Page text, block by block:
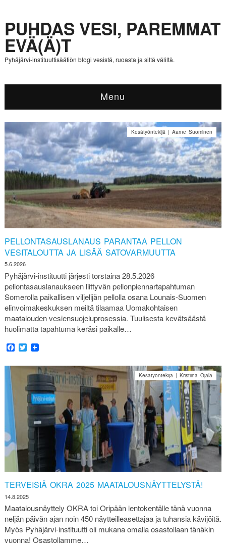
PUHDAS VESI, PAREMMAT
EVÄ(Ä)T
Pyhäjärvi-instituuttisäätiön blogi vesistä, ruoasta ja siltä väliltä.
Menu
PELLONTASAUSLANAUS PARANTAA PELLON
VESITALOUTTA JA LISÄÄ SATOVARMUUTTA
5.6.2026
Kesätyöntekijä | Aarne Suominen
Pyhäjärvi-instituutti järjesti torstaina 28.5.2026
pellontasauslanaukseen liittyvän pellonpiennartapahtuman
Somerolla paikallisen viljelijän pellolla osana Lounais-Suomen
elinvoimakeskuksen meiltä tilaamaa Uomakohtaisen
maatalouden vesiensuojeluprosessia. Tuulisesta kevätsäästä
huolimatta tapahtuma keräsi paikalle…
Facebook
Twitter
TERVEISIÄ OKRA 2025 MAATALOUSNÄYTTELYSTÄ!
14.8.2025
Kesätyöntekijä | Kristiina Ojala
Maatalousnäyttely OKRA toi Oripään lentokentälle tänä vuonna
neljän päivän ajan noin 450 näytteilleasettajaa ja tuhansia kävijöitä.
Myös Pyhäjärvi-instituutti oli mukana omalla osastollaan tänäkin
vuonna! Osastollamme…